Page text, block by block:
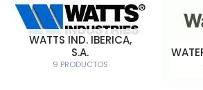
WATTS IND. IBERICA,
S.A.
9 PRODUCTOS